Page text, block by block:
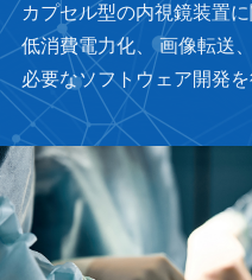
カプセル型の内視鏡装置
低消費電力化、 画像転送
必要なソフトウェア開発を